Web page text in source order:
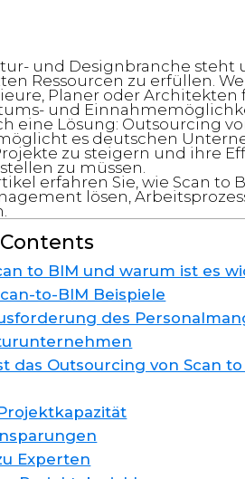
und Designbranche
Ressourcen zu erfüllen.
Planer oder Architekten
und
eine Lösung: Outsourcing
es deutschen
zu steigern und ihre
zu müssen.
erfahren Sie, wie Scan
lösen,
to BIM und warum ist es
to-BIM Beispiele
des
das Outsourcing von Scan
Experten